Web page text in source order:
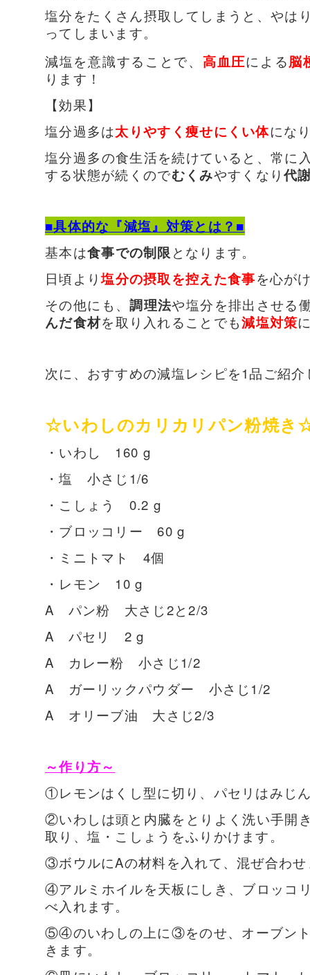
塩分をたくさん摂取してしまうと、やは
ってしまいます。
減塩を意識することで、 高血圧による脳
ります！
【効果】
塩分過多は太りやすく痩せにくい体にな
塩分過多の食生活を続けていると、常に
する状態が続くのでむくみやすくなり代
■具体的な『減塩』対策とは？■
基本は食事での制限となります。
日頃より塩分の摂取を控えた食事を心が
その他にも、調理法や塩分を排出させる
んだ食材を取り入れることでも減塩対策
次に、おすすめの減塩レシピを1品ご紹
☆いわしのカリカリパン粉焼き
・いわし 160 g
・塩 小さじ1/6
・こしょう 0.2 g
・ブロッコリー 60 g
・ミニトマト 4個
・レモン 10 g
A パン粉 大さじ2と2/3
A パセリ 2 g
A カレー粉 小さじ1/2
A ガーリックパウダー 小さじ1/2
A オリーブ油 大さじ2/3
～作り方～
①レモンはくし型に切り、パセリはみじ
②いわしは頭と内臓をとりよく洗い手開
取り、塩・こしょうをふりかけます。
③ボウルにAの材料を入れて、混ぜ合わ
④アルミホイルを天板にしき、ブロッコ
べ入れます。
⑤④のいわしの上に③をのせ、オーブン
きます。